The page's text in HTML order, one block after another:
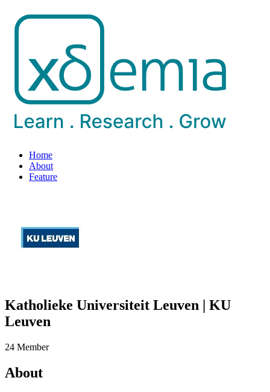
Home
About
Feature
Katholieke Universiteit Leuven | KU
Leuven
24 Member
About